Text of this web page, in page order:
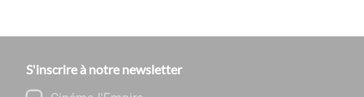
S'inscrire à notre newsletter